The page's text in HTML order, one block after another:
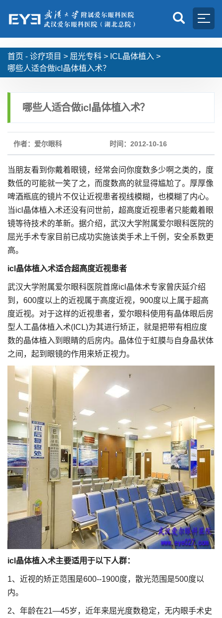
首页 - 诊疗项目 > 屈光专科 > ICL晶体植入 >
哪些人适合做icl晶体植入术？
哪些人适合做icl晶体植入术？
作者：爱尔眼科 时间：2012-10-16
当朋友看到你戴着眼镜，经常会问你度数多少啊之类的，度
数低的可能就一笑了之，而度数高的就显得尴尬了。厚厚像
啤酒瓶底的镜片不仅让近视患者视线模糊，也模糊了内心。
当icl晶体植入术还没有问世前，超高度近视患者只能戴着眼
镜等待技术的革新。据介绍，武汉大学附属爱尔眼科医院的
屈光手术专家目前已成功实施该类手术上千例，安全系数更
高。
icl晶体植入术适合超高度近视患者
武汉大学附属爱尔眼科医院首席icl晶体术专家曾庆延介绍
到，600度以上的近视属于高度近视，900度以上属于超高
度近视。对于这样的近视患者，爱尔眼科使用有晶体眼后房
型人工晶体植入术(ICL)为其进行矫正，就是把带有相应度
数的晶体植入到眼睛的后房内。晶体位于虹膜与自身晶状体
之间，起到眼镜的作用来矫正视力。
icl晶体植入术主要适用于以下人群：
1、近视的矫正范围是600--1900度，散光范围是500度以
内。
2、年龄在21—45岁，近年来屈光度数稳定，无内眼手术史